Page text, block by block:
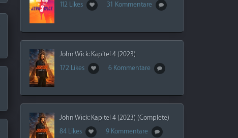
112 Likes
31 Kommentare
John Wick: Kapitel 4 (2023)
172 Likes
6 Kommentare
John Wick: Kapitel 4 (2023) (Complete)
84 Likes
9 Kommentare